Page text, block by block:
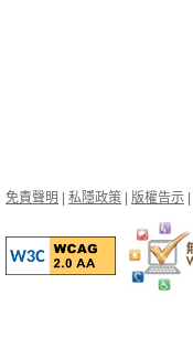
免責聲明 私隱政策 版權告示